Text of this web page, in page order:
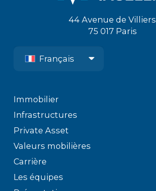
44 Avenue de Villiers
75 017 Paris
Français
Immobilier
Infrastructures
Private Asset
Valeurs mobilières
Carrière
Les équipes